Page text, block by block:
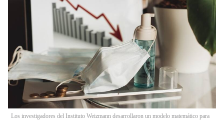
Los investigadores del Instituto Weizmann desarrollaron un modelo matemático para